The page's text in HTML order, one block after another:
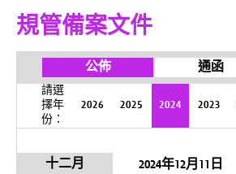
規管備案文件
公佈 通函
請選
擇年
份：
2026 2025 2024 2023
十二月 2024年12月11日